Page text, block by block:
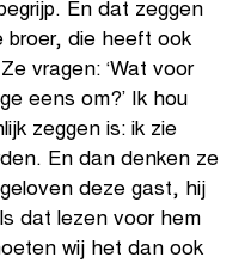
En dat zeggen
broer, die heeft ook
vragen: ‘Wat voor
eens om?’ Ik hou
zeggen is: ik zie
En dan denken ze
deze gast, hij
dat lezen voor hem
wij het dan ook